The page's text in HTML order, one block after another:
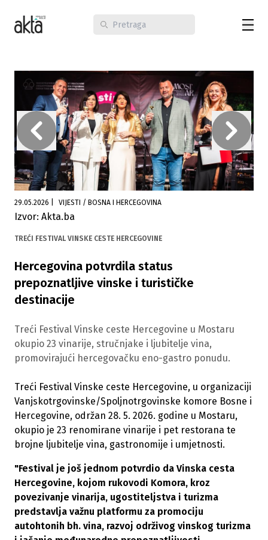
29.05.2026 VIJESTI / BOSNA I HERCEGOVINA
Izvor: Akta.ba
TREĆI FESTIVAL VINSKE CESTE HERCEGOVINE
Hercegovina potvrdila status
prepoznatljive vinske i turističke
destinacije
Treći Festival Vinske ceste Hercegovine u Mostaru
okupio 23 vinarije, stručnjake i ljubitelje vina,
promovirajući hercegovačku eno-gastro ponudu.
Treći Festival Vinske ceste Hercegovine, u organizaciji
Vanjskotrgovinske/Spoljnotrgovinske komore Bosne i
Hercegovine, održan 28. 5. 2026. godine u Mostaru,
okupio je 23 renomirane vinarije i pet restorana te
brojne ljubitelje vina, gastronomije i umjetnosti.
"Festival je još jednom potvrdio da Vinska cesta
Hercegovine, kojom rukovodi Komora, kroz
povezivanje vinarija, ugostiteljstva i turizma
predstavlja važnu platformu za promociju
autohtonih bh. vina, razvoj održivog vinskog turizma